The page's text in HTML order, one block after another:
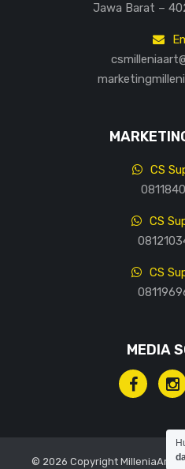
Jawa Barat –
CS
CS
CS
MEDIA
© 2026 Copyright MilleniaArt,